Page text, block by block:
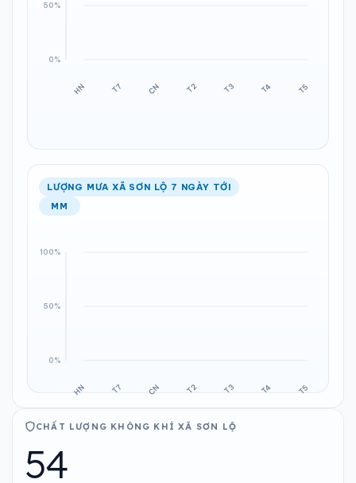
LƯỢNG MƯA XÃ SƠN LỘ 7 NGÀY TỚI
MM
CHẤT LƯỢNG KHÔNG KHÍ XÃ SƠN LỘ
54